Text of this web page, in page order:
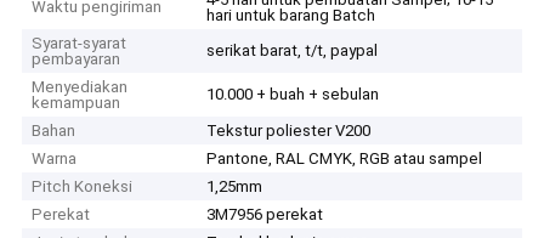
Waktu pengiriman
hari untuk barang Batch
Syarat-syarat
pembayaran
serikat barat, t/t, paypal
Menyediakan
kemampuan
10.000 + buah + sebulan
Bahan
Tekstur poliester V200
Warna
Pantone, RAL CMYK, RGB atau sampel
Pitch Koneksi
1,25mm
Perekat
3M7956 perekat